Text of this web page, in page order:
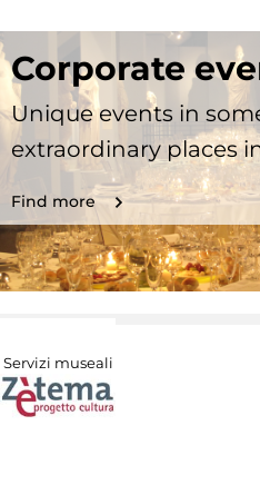
Corporate
Unique events in
extraordinary places
Find more
Servizi museali